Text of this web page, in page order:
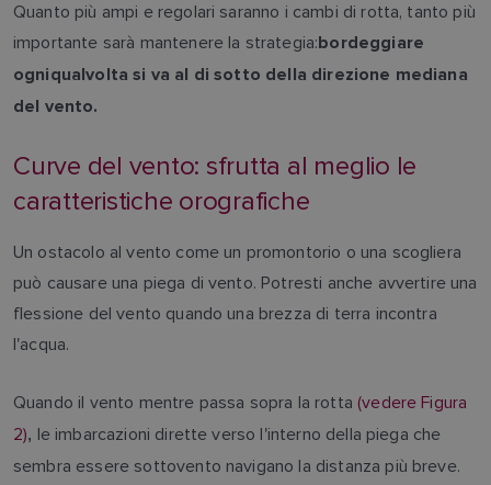
Quanto più ampi e regolari saranno i cambi di rotta, tanto più
importante sarà mantenere la strategia:bordeggiare
ogniqualvolta si va al di sotto della direzione mediana
del vento.
Curve del vento: sfrutta al meglio le
caratteristiche orografiche
Un ostacolo al vento come un promontorio o una scogliera
può causare una piega di vento. Potresti anche avvertire una
flessione del vento quando una brezza di terra incontra
l'acqua.
Quando il vento mentre passa sopra la rotta (vedere Figura
2), le imbarcazioni dirette verso l'interno della piega che
sembra essere sottovento navigano la distanza più breve.